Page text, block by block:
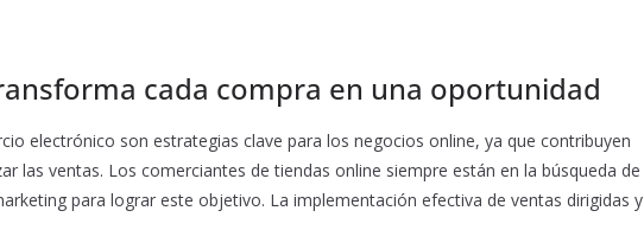
cada compra en una oportunidad
electrónico son estrategias clave para los negocios online, ya que contribuyen
las ventas. Los comerciantes de tiendas online siempre están en la búsqueda de
para lograr este objetivo. La implementación efectiva de ventas dirigidas y